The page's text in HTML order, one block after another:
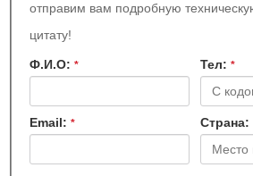
отправим вам подробную
цитату!
Ф.И.О:* Teл: *
Email:* Страна: